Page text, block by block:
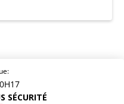
SÉCURITÉ